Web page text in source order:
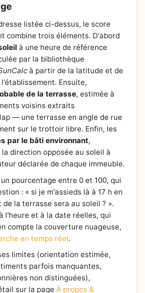
listée ci-dessus, le score
combine trois éléments. D'abord
à une heure de référence
par la bibliothèque
à partir de la latitude et de
Ensuite,
de la terrasse, estimée à
voisins extraits
— une terrasse en angle de rue
sur le trottoir libre. Enfin, les
par le bâti environnant,
direction opposée au soleil à
déclarée de chaque immeuble.
pourcentage entre 0 et 100, qui
: « si je m'assieds là à 17 h en
la terrasse sera au soleil ? ».
l'heure et à la date réelles, qui
compte la couverture nuageuse,
en temps réel.
limites (orientation estimée,
parfois manquantes,
non distinguées),
sur la page À propos &